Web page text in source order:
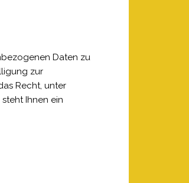
Daten zu
zur
Recht, unter
Ihnen ein